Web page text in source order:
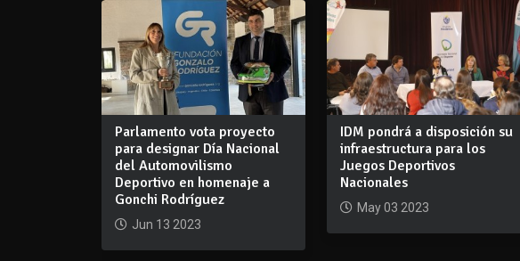
Parlamento vota proyecto
para designar Día Nacional
del Automovilismo
Deportivo en homenaje a
Gonchi Rodríguez
Jun 13 2023
IDM pondrá a disposición su
infraestructura para los
Juegos Deportivos
Nacionales
May 03 2023